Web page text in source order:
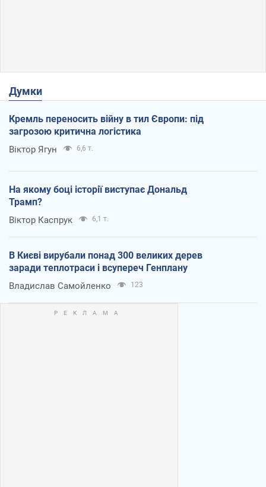
Думки
Кремль переносить війну в тил Європи: під
загрозою критична логістика
Віктор Ягун 6,6 т.
На якому боці історії виступає Дональд
Трамп?
Віктор Каспрук 6,1 т.
В Києві вирубали понад 300 великих дерев
заради теплотраси і всупереч Генплану
Владислав Самойленко 123